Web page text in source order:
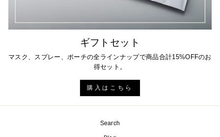
ギフトセット
マスク、スプレー、ポーチの全ラインナップで商品合計15%OFFのお
得セット。
購入はこちら
Search